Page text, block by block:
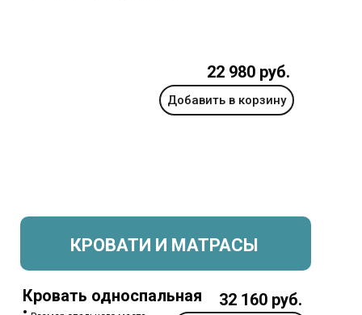
Добавить в корзину
22 980 руб.
32 160 руб.
Кровать односпальная
КРОВАТИ И МАТРАСЫ